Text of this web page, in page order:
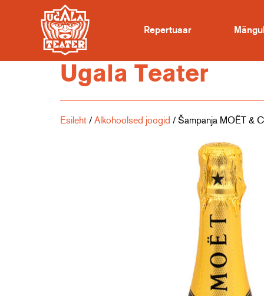
Repertuaar
Ugala Teater
Esileht / Alkohoolsed joogid / Šampanja MOËT &